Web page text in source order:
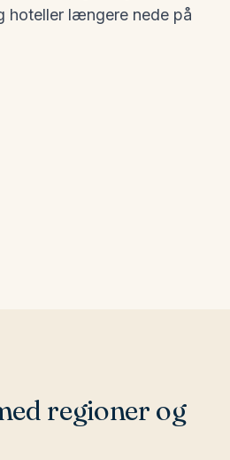
hoteller længere nede på
regioner og